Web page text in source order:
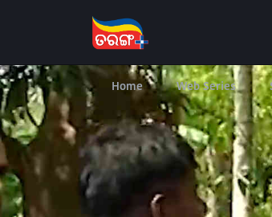
Home Web Series